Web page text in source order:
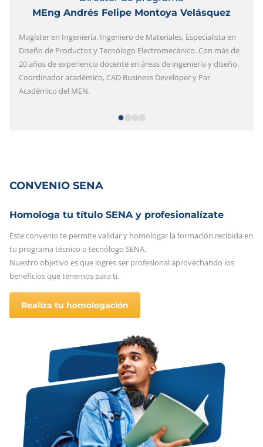
MEng Andrés Felipe Montoya Velásquez
Magíster en Ingeniería, Ingeniero de Materiales, Especialista en
Diseño de Productos y Tecnólogo Electromecánico. Con más de
20 años de experiencia docente en áreas de ingeniería y diseño.
Coordinador académico, CAD Business Developer y Par
Académico del MEN.
CONVENIO SENA
Homologa tu título SENA y profesionalízate
Este convenio te permite validar y homologar la formación recibida en
tu programa técnico o tecnólogo SENA.
Nuestro objetivo es que logres ser profesional aprovechando los
beneficios que tenemos para ti.
Realiza tu homologación